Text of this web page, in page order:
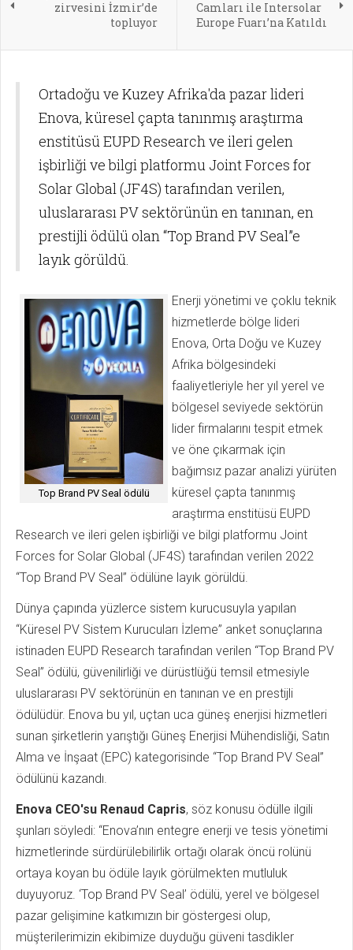
zirvesini İzmir’de
topluyor
Camları ile Intersolar
Europe Fuarı’na Katıldı
Ortadoğu ve Kuzey Afrika'da pazar lideri
Enova, küresel çapta tanınmış araştırma
enstitüsü EUPD Research ve ileri gelen
işbirliği ve bilgi platformu Joint Forces for
Solar Global (JF4S) tarafından verilen,
uluslararası PV sektörünün en tanınan, en
prestijli ödülü olan “Top Brand PV Seal”e
layık görüldü.
Top Brand PV Seal ödülü
Enerji yönetimi ve çoklu teknik
hizmetlerde bölge lideri
Enova, Orta Doğu ve Kuzey
Afrika bölgesindeki
faaliyetleriyle her yıl yerel ve
bölgesel seviyede sektörün
lider firmalarını tespit etmek
ve öne çıkarmak için
bağımsız pazar analizi yürüten
küresel çapta tanınmış
araştırma enstitüsü EUPD
Research ve ileri gelen işbirliği ve bilgi platformu Joint
Forces for Solar Global (JF4S) tarafından verilen 2022
“Top Brand PV Seal” ödülüne layık görüldü.
Dünya çapında yüzlerce sistem kurucusuyla yapılan
“Küresel PV Sistem Kurucuları İzleme” anket sonuçlarına
istinaden EUPD Research tarafından verilen “Top Brand PV
Seal” ödülü, güvenilirliği ve dürüstlüğü temsil etmesiyle
uluslararası PV sektörünün en tanınan ve en prestijli
ödülüdür. Enova bu yıl, uçtan uca güneş enerjisi hizmetleri
sunan şirketlerin yarıştığı Güneş Enerjisi Mühendisliği, Satın
Alma ve İnşaat (EPC) kategorisinde “Top Brand PV Seal”
ödülünü kazandı.
Enova CEO'su Renaud Capris, söz konusu ödülle ilgili
şunları söyledi: “Enova’nın entegre enerji ve tesis yönetimi
hizmetlerinde sürdürülebilirlik ortağı olarak öncü rolünü
ortaya koyan bu ödüle layık görülmekten mutluluk
duyuyoruz. ‘Top Brand PV Seal’ ödülü, yerel ve bölgesel
pazar gelişimine katkımızın bir göstergesi olup,
müşterilerimizin ekibimize duyduğu güveni tasdikler